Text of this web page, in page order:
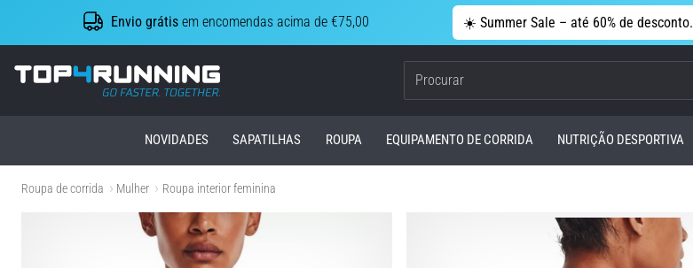
Envio grátis em encomendas acima de €75,00 ☀️ Summer Sale – até 60% de desconto.
Top4Running.pt
NOVIDADES SAPATILHAS ROUPA EQUIPAMENTO DE CORRIDA NUTRIÇÃO DESPORTIVA
Roupa de corrida Mulher Roupa interior feminina